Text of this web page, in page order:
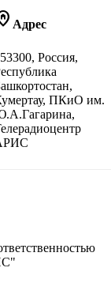
Адрес
Россия,
ПКиО им.